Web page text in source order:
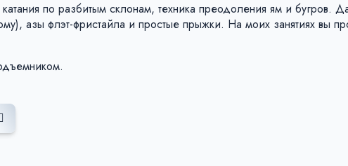
по разбитым склонам, техника преодоления ям и бугров.
азы флэт-фристайла и простые прыжки. На моих занятиях вы